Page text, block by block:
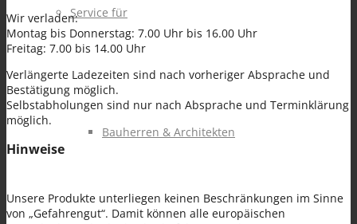
Service für
Bauherren & Architekten
Wir verladen:
Montag bis Donnerstag: 7.00 Uhr bis 16.00 Uhr
Freitag: 7.00 bis 14.00 Uhr
Verlängerte Ladezeiten sind nach vorheriger Absprache und
Bestätigung möglich.
Selbstabholungen sind nur nach Absprache und Terminklärung
möglich.
Hinweise
Unsere Produkte unterliegen keinen Beschränkungen im Sinne
von „Gefahrengut“. Damit können alle europäischen